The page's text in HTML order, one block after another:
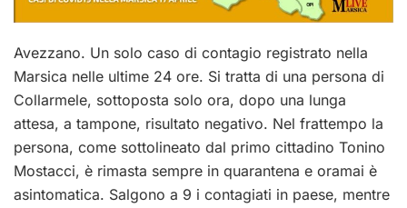
Avezzano. Un solo caso di contagio registrato nella
Marsica nelle ultime 24 ore. Si tratta di una persona di
Collarmele, sottoposta solo ora, dopo una lunga
attesa, a tampone, risultato negativo. Nel frattempo la
persona, come sottolineato dal primo cittadino Tonino
Mostacci, è rimasta sempre in quarantena e oramai è
asintomatica. Salgono a 9 i contagiati in paese, mentre